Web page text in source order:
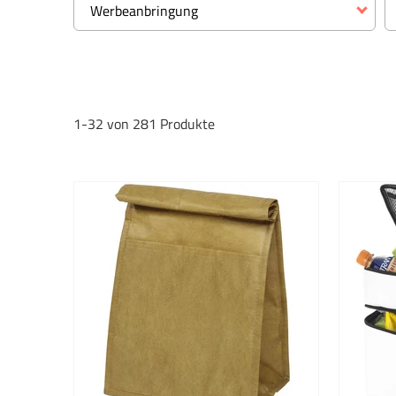
Werbeanbringung
Gravur
Siebdruck
Sonstige
Stick
Sublimationsdruck
1-32 von 281 Produkte